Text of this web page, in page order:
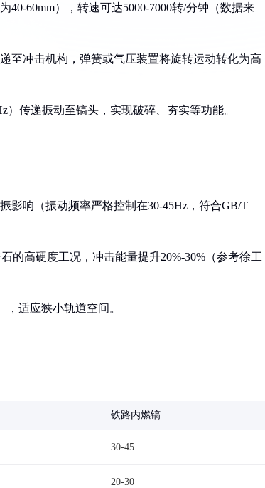
60mm），转速可达5000-7000转/分钟（数据来
至冲击机构，弹簧或气压装置将旋转运动转化为高
传递振动至镐头，实现破碎、夯实等功能。
影响（振动频率严格控制在30-45Hz，符合GB/T
的高硬度工况，冲击能量提升20%-30%（参考徐工
，适应狭小轨道空间。
铁路内燃镐
30-45
20-30